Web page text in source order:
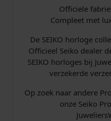
Officiele
Compleet met
De SEIKO horloge
Officieel Seiko dealer
SEIKO horloges bij
verzekerde
Op zoek naar andere
onze Seiko